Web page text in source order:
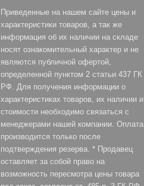
Приведенные на нашем сайте цены и
характеристики товаров, а так же
информация об их наличии на складе
носят ознакомительный характер и не
являются публичной офертой,
определенной пунктом 2 статьи 437 ГК
РФ. Для получения информации о
характеристиках товаров, их наличии и
стоимости необходимо связаться с
менеджерами нашей компании. Оплата
производится только после
подтверждения резерва. * Продавец
оставляет за собой право на
возможность пересмотра цены товара